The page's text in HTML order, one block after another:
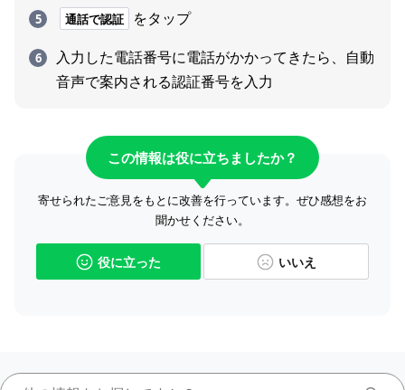
通話で認証
をタップ
入力した電話番号に電話がかかってきたら、自動
音声で案内される認証番号を入力
この情報は役に立ちましたか？
寄せられたご意見をもとに改善を行っています。ぜひ感想をお
聞かせください。
役に立った いいえ